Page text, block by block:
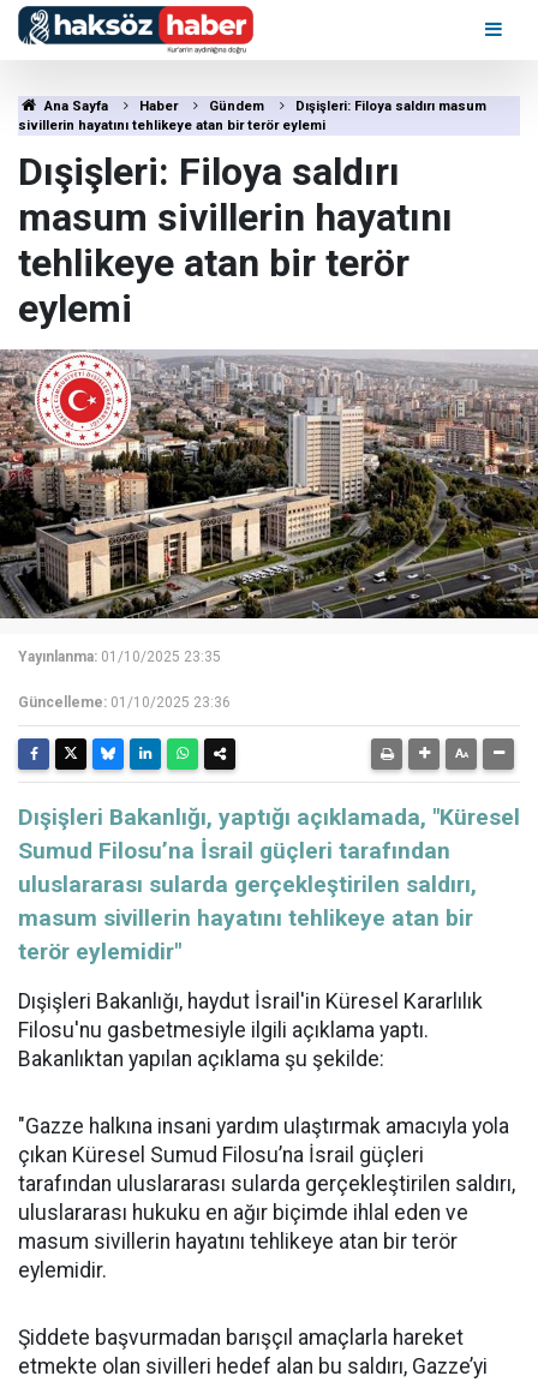
Ana Sayfa Haber Gündem
Dışişleri: Filoya saldırı masum
sivillerin hayatını tehlikeye atan bir terör eylemi
Dışişleri: Filoya saldırı
masum sivillerin hayatını
tehlikeye atan bir terör
eylemi
Yayınlanma: 01/10/2025 23:35
Güncelleme: 01/10/2025 23:36
​​​​​​​Dışişleri Bakanlığı, yaptığı açıklamada, "Küresel
Sumud Filosu’na İsrail güçleri tarafından
uluslararası sularda gerçekleştirilen saldırı,
masum sivillerin hayatını tehlikeye atan bir
terör eylemidir"
Dışişleri Bakanlığı, haydut İsrail'in Küresel Kararlılık
Filosu'nu gasbetmesiyle ilgili açıklama yaptı.
Bakanlıktan yapılan açıklama şu şekilde:
"Gazze halkına insani yardım ulaştırmak amacıyla yola
çıkan Küresel Sumud Filosu’na İsrail güçleri
tarafından uluslararası sularda gerçekleştirilen saldırı,
uluslararası hukuku en ağır biçimde ihlal eden ve
masum sivillerin hayatını tehlikeye atan bir terör
eylemidir.
Şiddete başvurmadan barışçıl amaçlarla hareket
etmekte olan sivilleri hedef alan bu saldırı, Gazze’yi